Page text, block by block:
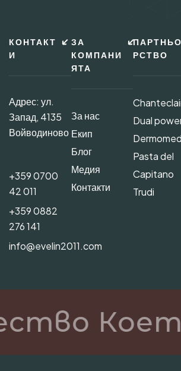
КОНТАКТ
И
Адрес: ул.
Запад, 4135
Войводиново
+359 0700
42 011
+359 0882
276 141
info@evelin2011.com
ЗА
КОМПАНИ
ЯТА
За нас
Екип
Блог
Медия
Контакти
ПАРТНЬО
РСТВО
Dual
Dermomed
Pasta del
Capitano
Trudi